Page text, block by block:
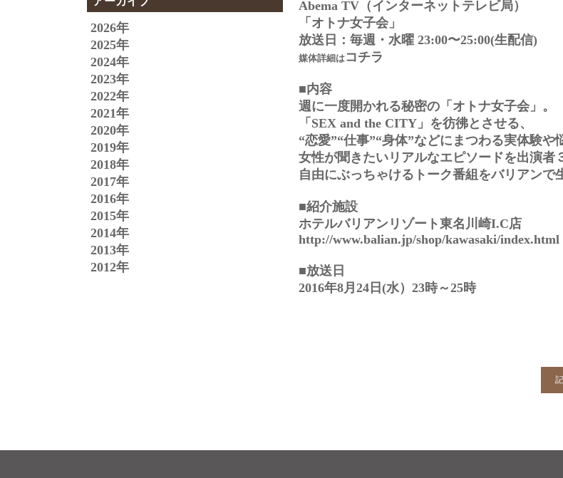
2026年
2025年
2024年
2023年
2022年
2021年
2020年
2019年
2018年
2017年
2016年
2015年
2014年
2013年
2012年
Abema TV（インターネットテレビ局）
「オトナ女子会」
放送日：毎週・水曜 23:00〜25:00(生配信)
媒体詳細はコチラ
■内容
週に一度開かれる秘密の「オトナ女子会」。
「SEX and the CITY」を彷彿とさせる、
“恋愛”“仕事”“身体”などにまつわる実体験
女性が聞きたいリアルなエピソードを出演者
自由にぶっちゃける トーク番組をバリアンで
■紹介施設
ホテルバリアンリゾート東名川崎I.C店
http://www.balian.jp/shop/kawasaki/index.html
■放送日
2016年8月24日(水）23時～25時